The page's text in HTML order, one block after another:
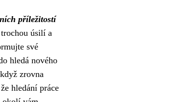
příležitostí
úsilí a
své
hledá nového
zrovna
hledání práce